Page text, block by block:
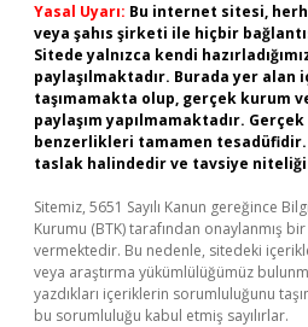
Yasal Uyarı: Bu internet sitesi,
veya şahıs şirketi ile hiçbir
Sitede yalnızca kendi
paylaşılmaktadır. Burada yer
taşımamakta olup, gerçek kurum
paylaşım yapılmamaktadır.
benzerlikleri tamamen
taslak halindedir ve tavsiye niteliği
Sitemiz, 5651 Sayılı Kanun gereğince
Kurumu (BTK) tarafından onaylanmış
vermektedir. Bu nedenle, sitedeki
veya araştırma yükümlülüğümüz
yazdıkları içeriklerin sorumluluğunu
bu sorumluluğu kabul etmiş sayılırlar.